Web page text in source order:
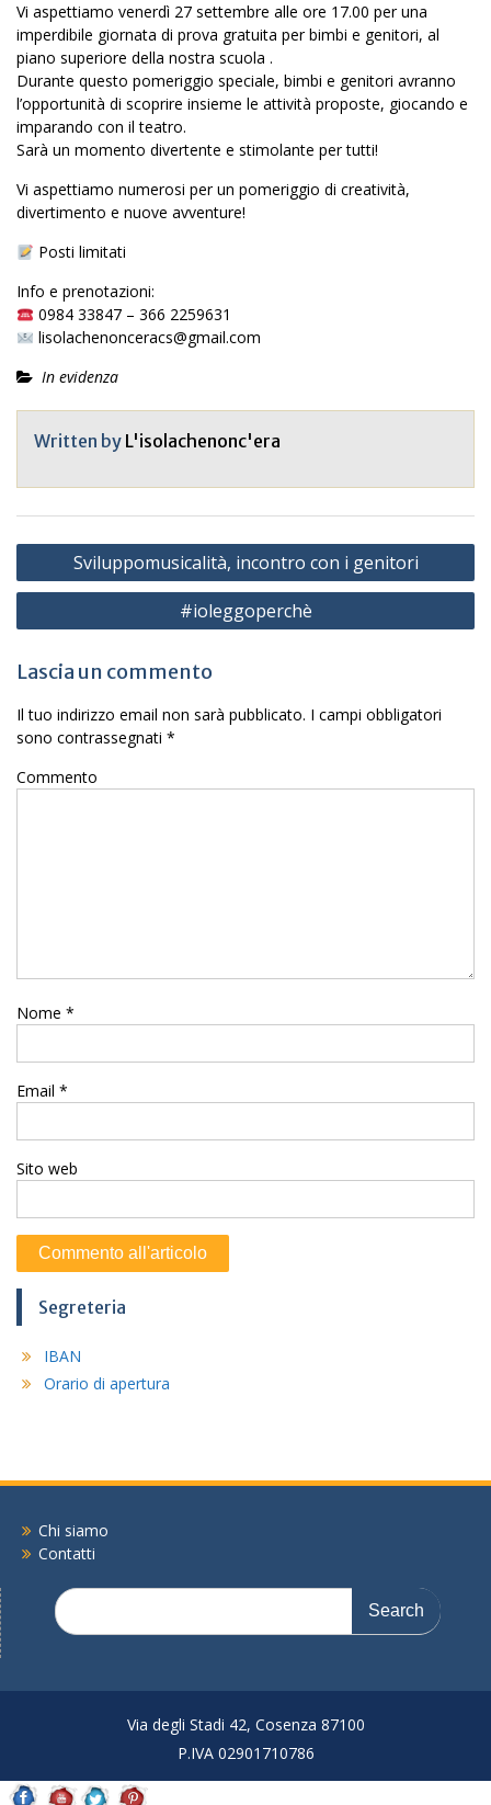
Vi aspettiamo venerdì 27 settembre alle ore 17.00 per una
imperdibile giornata di prova gratuita per bimbi e genitori, al
piano superiore della nostra scuola .
Durante questo pomeriggio speciale, bimbi e genitori avranno
l’opportunità di scoprire insieme le attività proposte, giocando e
imparando con il teatro.
Sarà un momento divertente e stimolante per tutti!
Vi aspettiamo numerosi per un pomeriggio di creatività,
divertimento e nuove avventure!
Posti limitati
Info e prenotazioni:
0984 33847 – 366 2259631
lisolachenonceracs@gmail.com
In evidenza
Written by L'isolachenonc'era
Navigazione
articoli
Sviluppomusicalità, incontro con i genitori
#ioleggoperchè
Lascia un commento
Il tuo indirizzo email non sarà pubblicato. I campi obbligatori
sono contrassegnati *
Commento
Nome *
Email *
Sito web
Segreteria
IBAN
Orario di apertura
Chi siamo
Contatti
Search
for:
Via degli Stadi 42, Cosenza 87100
P.IVA 02901710786